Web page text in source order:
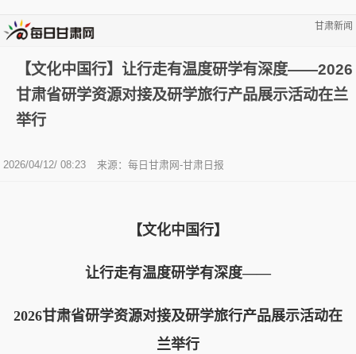
甘肃新闻
【文化中国行】让行走有温度研学有深度——2026
甘肃省研学资源对接及研学旅行产品展示活动在兰
举行
2026/04/12/ 08:23 来源：每日甘肃网-甘肃日报
【文化中国行】
让行走有温度研学有深度——
2026甘肃省研学资源对接及研学旅行产品展示活动在
兰举行